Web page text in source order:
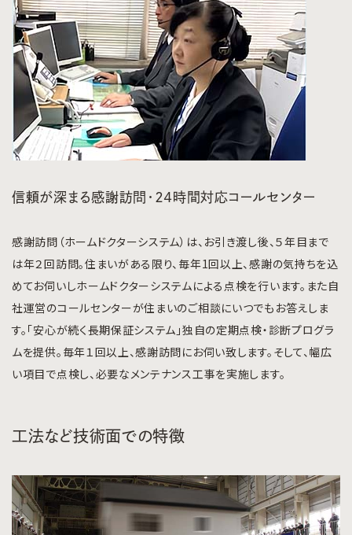
信頼が深まる感謝訪問・２４時間対応コールセンター
感謝訪問（ホームドクターシステム）は、お引き渡し後、５年目まで
は年２回訪問。住まいがある限り、毎年1回以上、感謝の気持ちを込
めてお伺いしホームドクターシステムによる点検を行います。また自
社運営のコールセンターが住まいのご相談にいつでもお答えしま
す。「安心が続く長期保証システム」独自の定期点検・診断プログラ
ムを提供。毎年１回以上、感謝訪問にお伺い致します。そして、幅広
い項目で点検し、必要なメンテナンス工事を実施します。
工法など技術面での特徴